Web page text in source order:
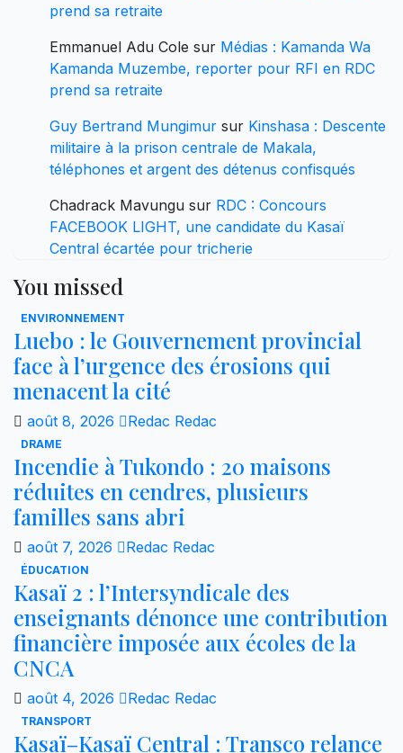
prend sa retraite
Emmanuel Adu Cole sur Médias : Kamanda Wa
Kamanda Muzembe, reporter pour RFI en RDC
prend sa retraite
Guy Bertrand Mungimur sur Kinshasa : Descente
militaire à la prison centrale de Makala,
téléphones et argent des détenus confisqués
Chadrack Mavungu sur RDC : Concours
FACEBOOK LIGHT, une candidate du Kasaï
Central écartée pour tricherie
You missed
ENVIRONNEMENT
Luebo : le Gouvernement provincial
face à l’urgence des érosions qui
menacent la cité
août 8, 2026 Redac Redac
DRAME
Incendie à Tukondo : 20 maisons
réduites en cendres, plusieurs
familles sans abri
août 7, 2026 Redac Redac
ÉDUCATION
Kasaï 2 : l’Intersyndicale des
enseignants dénonce une contribution
financière imposée aux écoles de la
CNCA
août 4, 2026 Redac Redac
TRANSPORT
Kasaï–Kasaï Central : Transco relance